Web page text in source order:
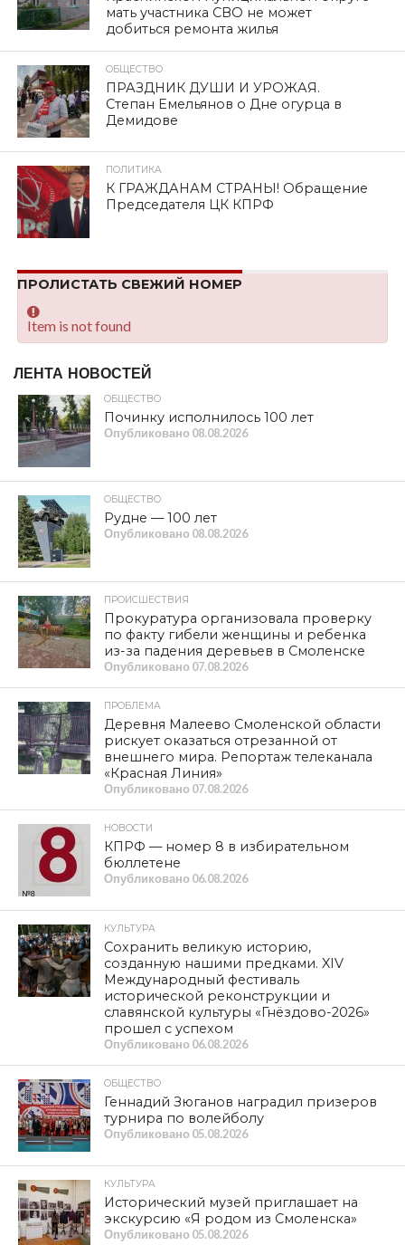
продолжает сбор гуманитарной помощи для
участников специальной военной операции.
Выражаем слова благодарности коммунистам
КардымовскогоЕфимовой Людмиле Васильевне
Секученко Николаю Владимировичу,
Пудаевой Людмиле Даниловнеи
Валерию Васильевичу
Особые слова благодарности за финансовую помощь
сторонникам нашей партии из г. Смоленска —
Погребных Олегу Михайловичуи
Петровичу
Ильиничне(г. Смоленск) за систематическую
финансовую помощь, предназначенную для
участников специальной военной операции.
Сбор помощи в областном и местных комитетах КПРФ
продолжается.
Б. КОРЖАКОВ,
МЕТКИ КПРФ
SHARE EMAIL
СМОТРИТЕ ТАКЖЕ
Починку исполнилось 100 лет
Рудне — 100 лет
Деревня Малеево Смоленской
области рискует оказаться